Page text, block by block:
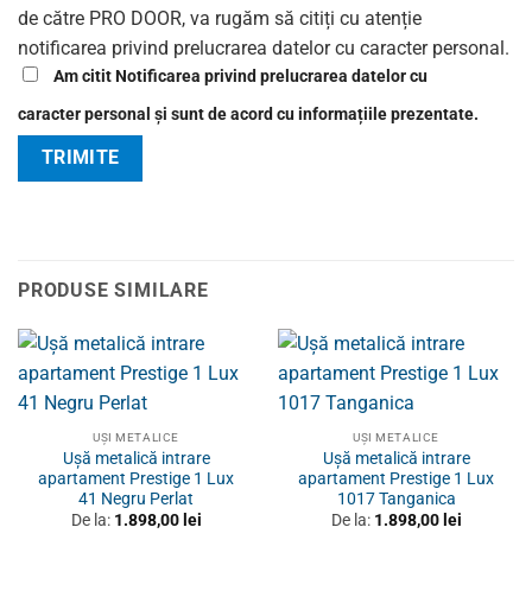
de către PRO DOOR, va rugăm să citiți cu atenție
notificarea privind prelucrarea datelor cu caracter personal.
Am citit Notificarea privind prelucrarea datelor cu
caracter personal și sunt de acord cu informațiile prezentate.
PRODUSE SIMILARE
UȘI METALICE
Ușă metalică intrare
apartament Prestige 1 Lux
41 Negru Perlat
De la: 1.898,00 lei
UȘI METALICE
Ușă metalică intrare
apartament Prestige 1 Lux
1017 Tanganica
De la: 1.898,00 lei